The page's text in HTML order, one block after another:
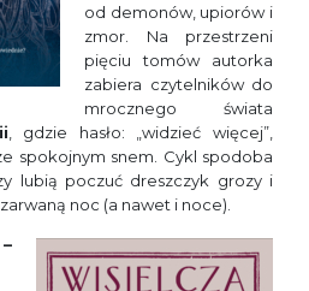
od demonów, upiorów i
zmor. Na przestrzeni
pięciu tomów autorka
zabiera czytelników do
mrocznego świata
, gdzie hasło: „widzieć więcej”,
spokojnym snem. Cykl spodoba
lubią poczuć dreszczyk grozy i
noc (a nawet i noce).